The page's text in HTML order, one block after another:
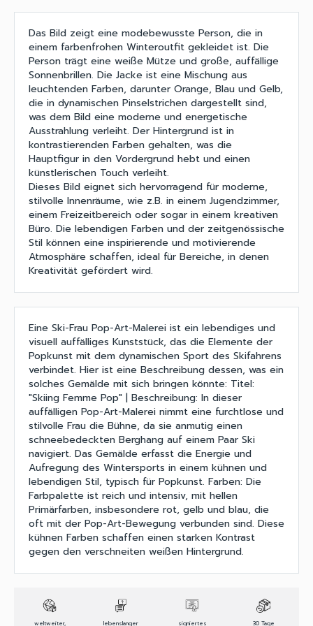
Das Bild zeigt eine modebewusste Person, die in
einem farbenfrohen Winteroutfit gekleidet ist. Die
Person trägt eine weiße Mütze und große, auffällige
Sonnenbrillen. Die Jacke ist eine Mischung aus
leuchtenden Farben, darunter Orange, Blau und Gelb,
die in dynamischen Pinselstrichen dargestellt sind,
was dem Bild eine moderne und energetische
Ausstrahlung verleiht. Der Hintergrund ist in
kontrastierenden Farben gehalten, was die
Hauptfigur in den Vordergrund hebt und einen
künstlerischen Touch verleiht.
Dieses Bild eignet sich hervorragend für moderne,
stilvolle Innenräume, wie z.B. in einem Jugendzimmer,
einem Freizeitbereich oder sogar in einem kreativen
Büro. Die lebendigen Farben und der zeitgenössische
Stil können eine inspirierende und motivierende
Atmosphäre schaffen, ideal für Bereiche, in denen
Kreativität gefördert wird.
Eine Ski-Frau Pop-Art-Malerei ist ein lebendiges und
visuell auffälliges Kunststück, das die Elemente der
Popkunst mit dem dynamischen Sport des Skifahrens
verbindet. Hier ist eine Beschreibung dessen, was ein
solches Gemälde mit sich bringen könnte: Titel:
"Skiing Femme Pop" | Beschreibung: In dieser
auffälligen Pop-Art-Malerei nimmt eine furchtlose und
stilvolle Frau die Bühne, da sie anmutig einen
schneebedeckten Berghang auf einem Paar Ski
navigiert. Das Gemälde erfasst die Energie und
Aufregung des Wintersports in einem kühnen und
lebendigen Stil, typisch für Popkunst. Farben: Die
Farbpalette ist reich und intensiv, mit hellen
Primärfarben, insbesondere rot, gelb und blau, die
oft mit der Pop-Art-Bewegung verbunden sind. Diese
kühnen Farben schaffen einen starken Kontrast
gegen den verschneiten weißen Hintergrund.
weltweiter,
lebenslanger
signiertes
30 Tage